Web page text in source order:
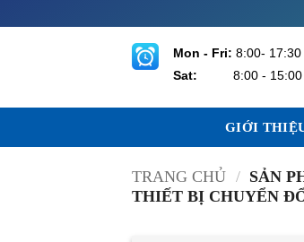
qua
Mon - Fri: 8:00- 17:30
Sat:
8:00 - 15:00
GIỚI
TRANG CHỦ / SẢN
THIẾT BỊ CHUYỂN